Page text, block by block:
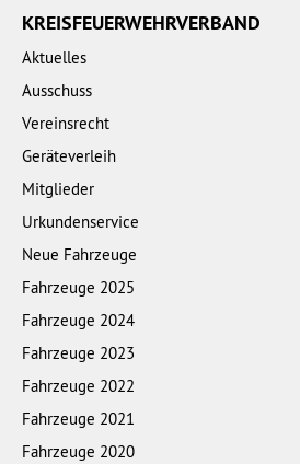
KREISFEUERWEHRVERBAND
Aktuelles
Ausschuss
Vereinsrecht
Geräteverleih
Mitglieder
Urkundenservice
Neue Fahrzeuge
Fahrzeuge 2025
Fahrzeuge 2024
Fahrzeuge 2023
Fahrzeuge 2022
Fahrzeuge 2021
Fahrzeuge 2020